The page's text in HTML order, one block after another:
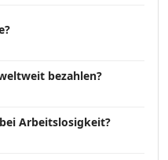
bezahlen?
Arbeitslosigkeit?